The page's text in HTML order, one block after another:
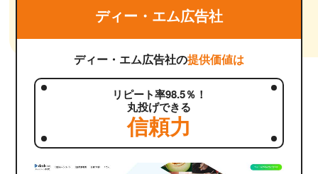
ディー・エム広告社
ディー・エム広告社の提供価値は
リピート率98.5％！
丸投げできる
信頼力